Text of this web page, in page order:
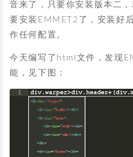
音来了，只要你安装版本二
要安装EMMET2了，安装好
作任何配置。
今天编写了html文件，发现
能，见下图：